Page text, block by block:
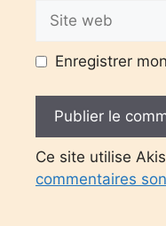
Site
web
Enregistrer
Ce site utilise
commentaires